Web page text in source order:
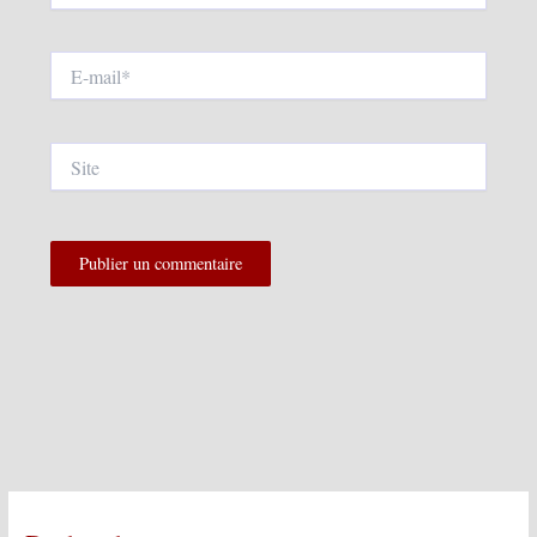
mail*